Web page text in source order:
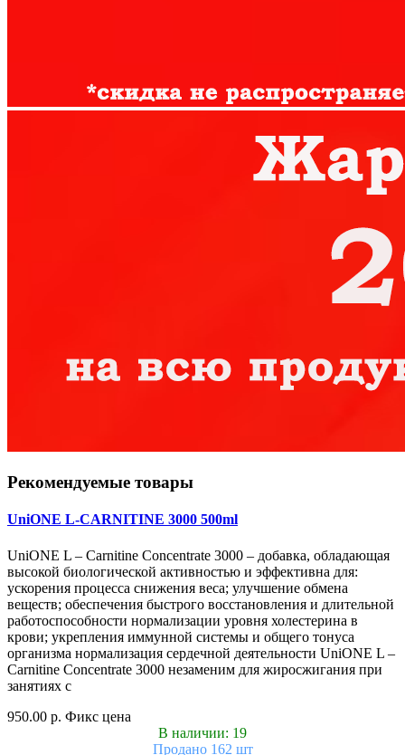
Рекомендуемые товары
UniONE L-CARNITINE 3000 500ml
UniONE L – Carnitine Concentrate 3000 – добавка, обладающая
высокой биологической активностью и эффективна для:
ускорения процесса снижения веса; улучшение обмена
веществ; обеспечения быстрого восстановления и длительной
работоспособности нормализации уровня холестерина в
крови; укрепления иммунной системы и общего тонуса
организма нормализация сердечной деятельности UniONE L –
Carnitine Concentrate 3000 незаменим для жиросжигания при
занятиях с
950.00 р. Фикс цена
В наличии: 19
Продано 162 шт